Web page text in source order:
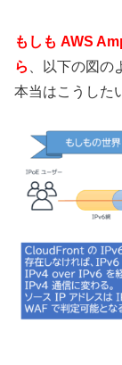
もしも AWS
ら
、以下の図の
本当はこうした